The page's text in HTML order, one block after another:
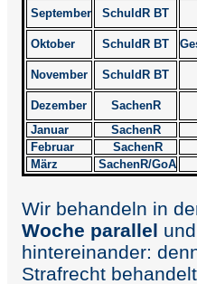
September
SchuldR BT
Oktober
SchuldR BT
November
SchuldR BT
Dezember
SachenR
Januar
SachenR
Februar
SachenR
März
SachenR/GoA
Wir behandeln in
Woche parallel
hintereinander:
Strafrecht